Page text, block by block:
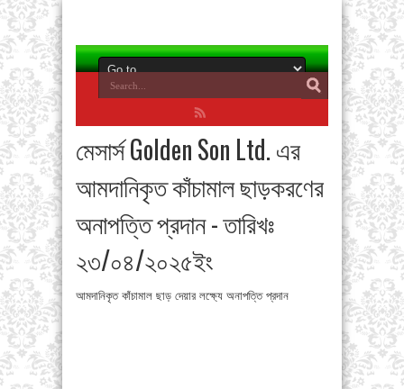
মেসার্স Golden Son Ltd. এর
আমদানিকৃত কাঁচামাল ছাড়করণের
অনাপত্তি প্রদান - তারিখঃ
২৩/০৪/২০২৫ইং
আমদানিকৃত কাঁচামাল ছাড় দেয়ার লক্ষ্যে অনাপত্তি প্রদান